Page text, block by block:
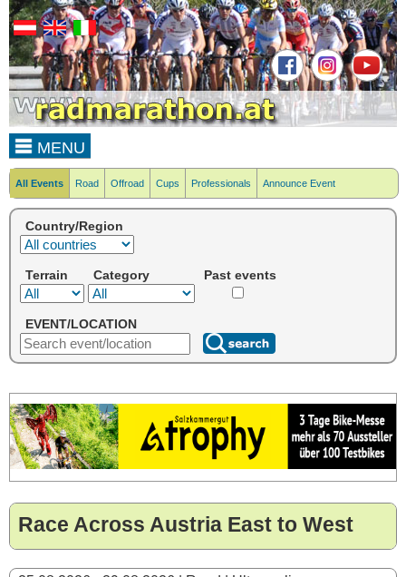
MENU
All Events Road Offroad Cups Professionals Announce Event
Country/Region
Terrain Category Past events
EVENT/LOCATION
Race Across Austria East to West